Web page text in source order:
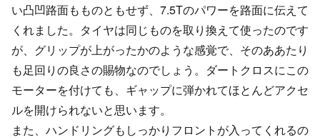
い凸凹路面もものともせず、7.5Tのパワーを路面に伝えて
くれました。タイヤは同じものを取り換えて使ったのです
が、グリップが上がったかのような感覚で、そのああたり
も足回りの良さの賜物なのでしょう。ダートクロスにこの
モーターを付けても、ギャップに弾かれてほとんどアクセ
ルを開けられないと思います。
また、ハンドリングもしっかりフロントが入ってくれるの